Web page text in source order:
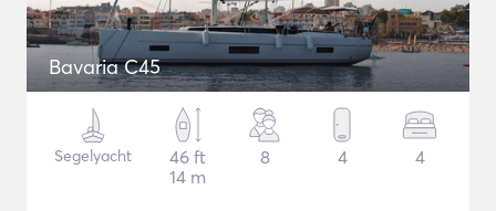
Bavaria C45
Segelyacht
46 ft
14 m
8 4 4